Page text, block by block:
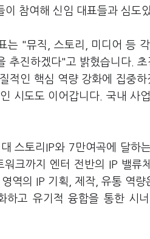
참여해 신임 대표들과 심도
는 "뮤직, 스토리, 미디어 등
추진하겠다"고 밝혔습니다.
적인 핵심 역량 강화에 집중
시도도 이어갑니다. 국내 사
스토리IP와 7만여곡에 달하
크까지 엔터 전반의 IP 밸류
역의 IP 기획, 제작, 유통 역
고 유기적 융합을 통한 시